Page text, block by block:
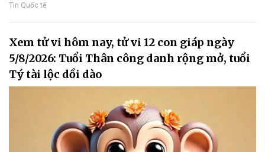
Tin Quốc tế
Xem tử vi hôm nay, tử vi 12 con giáp ngày
5/8/2026: Tuổi Thân công danh rộng mở, tuổi
Tý tài lộc dồi dào